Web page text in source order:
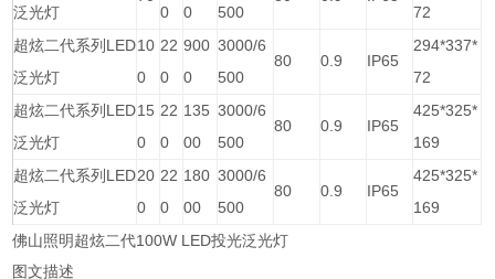
泛光灯
0
0
500
72
超炫二代系列LED
泛光灯
10
0
22
0
900
0
3000/6
500
80 0.9 IP65
294*337*
72
超炫二代系列LED
泛光灯
15
0
22
0
135
00
3000/6
500
80 0.9 IP65
425*325*
169
超炫二代系列LED
泛光灯
20
0
22
0
180
00
3000/6
500
80 0.9 IP65
425*325*
169
佛山照明超炫二代100W LED投光泛光灯
图文描述